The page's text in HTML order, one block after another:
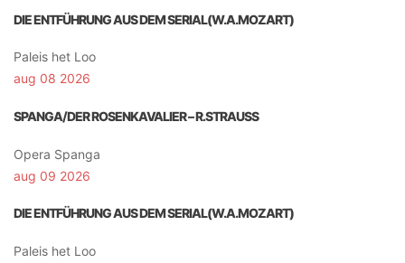
DIE ENTFÜHRUNG AUS DEM SERIAL(W.A.MOZART)
Paleis het Loo
aug 08 2026
SPANGA/DER ROSENKAVALIER – R.STRAUSS
Opera Spanga
aug 09 2026
DIE ENTFÜHRUNG AUS DEM SERIAL(W.A.MOZART)
Paleis het Loo